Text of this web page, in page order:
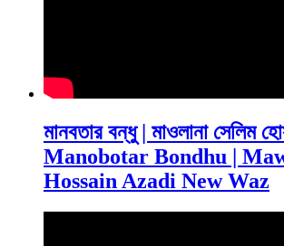
মানবতার বন্ধু | মাওলানা সেলিম
Manobotar Bondhu |
Hossain Azadi New Waz